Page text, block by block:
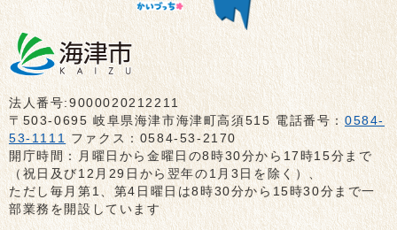
法人番号:9000020212211
〒503-0695 岐阜県海津市海津町高須515 電話番号：0584-
53-1111 ファクス：0584-53-2170
開庁時間：月曜日から金曜日の8時30分から17時15分まで
（祝日及び12月29日から翌年の1月3日を除く）、
ただし毎月第1、第4日曜日は8時30分から15時30分まで一
部業務を開設しています